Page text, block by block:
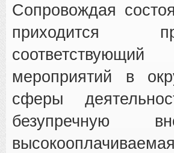
Сопровождая
приходится
мероприятий в
сферы
безупречную